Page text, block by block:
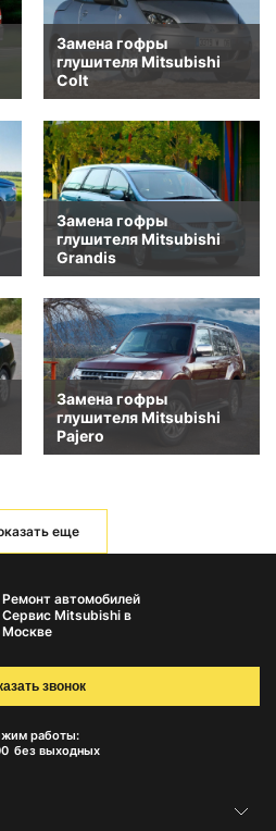
Замена гофры
глушителя Mitsubishi
Colt
Замена гофры
глушителя Mitsubishi
Grandis
Замена гофры
глушителя Mitsubishi
Pajero
еще
Ремонт автомобилей
Сервис Mitsubishi в
Москве
работы:
без выходных
звонок